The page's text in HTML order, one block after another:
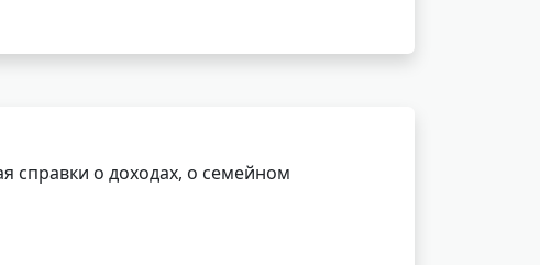
справки о доходах, о семейном